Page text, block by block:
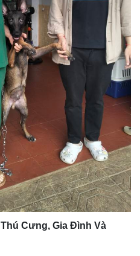
Cưng, Gia Đình Và